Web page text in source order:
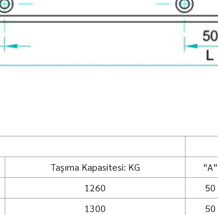
Taşıma Kapasitesi: KG “A”
1260 50
1300 50